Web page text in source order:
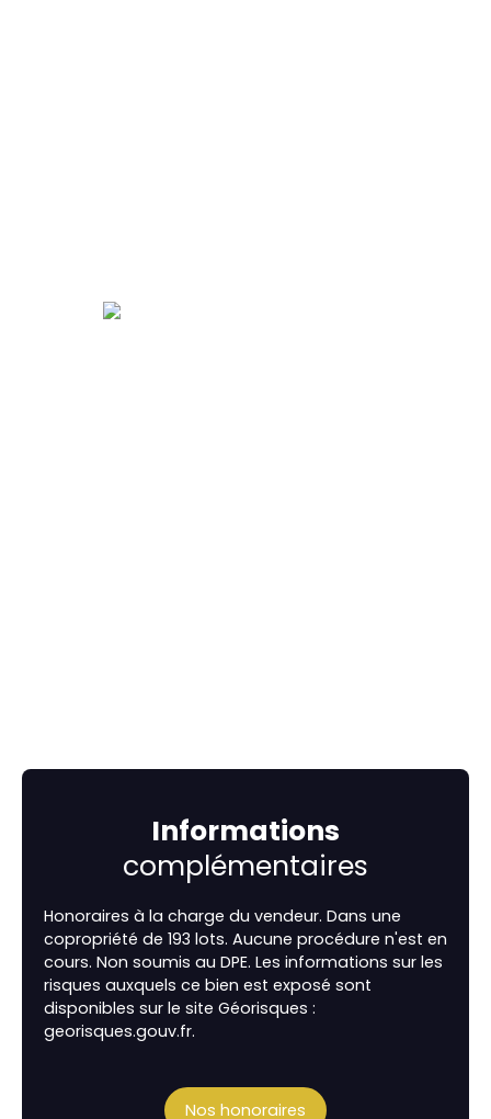
Informations
complémentaires
Honoraires à la charge du vendeur. Dans une
copropriété de 193 lots. Aucune procédure n'est en
cours. Non soumis au DPE. Les informations sur les
risques auxquels ce bien est exposé sont
disponibles sur le site Géorisques :
georisques.gouv.fr.
Nos honoraires